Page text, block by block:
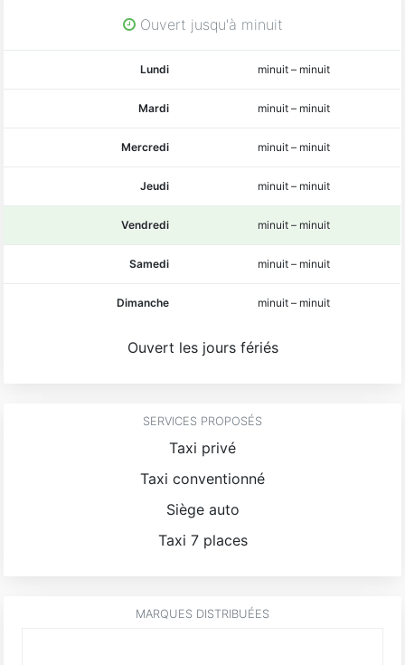
Ouvert jusqu'à minuit
Lundi minuit – minuit
Mardi minuit – minuit
Mercredi minuit – minuit
Jeudi minuit – minuit
Vendredi minuit – minuit
Samedi minuit – minuit
Dimanche minuit – minuit
Ouvert les jours fériés
SERVICES PROPOSÉS
Taxi privé
Taxi conventionné
Siège auto
Taxi 7 places
MARQUES DISTRIBUÉES